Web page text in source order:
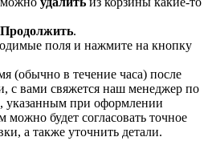
Продолжить.
поля и нажмите на кнопку
(обычно в течение часа) после
с вами свяжется наш менеджер по
указанным при оформлении
можно будет согласовать точное
а также уточнить детали.